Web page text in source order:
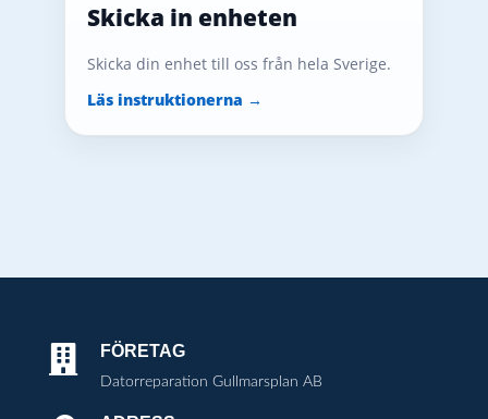
Skicka in enheten
Skicka din enhet till oss från hela Sverige.
Läs instruktionerna →
 FÖRETAG
Datorreparation Gullmarsplan AB